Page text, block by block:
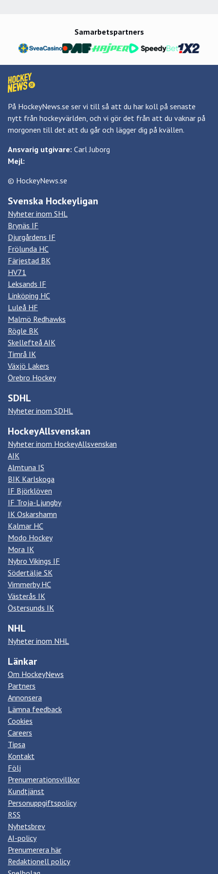
Samarbetspartners
På HockeyNews.se ser vi till så att du har koll på senaste
nytt från hockeyvärlden, och vi gör det från att du vaknar på
morgonen till det att du går och lägger dig på kvällen.
Ansvarig utgivare: Carl Juborg
Mejl:
© HockeyNews.se
Svenska Hockeyligan
Nyheter inom SHL
Brynäs IF
Djurgårdens IF
Frölunda HC
Färjestad BK
HV71
Leksands IF
Linköping HC
Luleå HF
Malmö Redhawks
Rögle BK
Skellefteå AIK
Timrå IK
Växjö Lakers
Örebro Hockey
SDHL
Nyheter inom SDHL
HockeyAllsvenskan
Nyheter inom HockeyAllsvenskan
AIK
Almtuna IS
BIK Karlskoga
IF Björklöven
IF Troja-Ljungby
IK Oskarshamn
Kalmar HC
Modo Hockey
Mora IK
Nybro Vikings IF
Södertälje SK
Vimmerby HC
Västerås IK
Östersunds IK
NHL
Nyheter inom NHL
Länkar
Om HockeyNews
Partners
Annonsera
Lämna feedback
Cookies
Careers
Tipsa
Kontakt
Följ
Prenumerationsvillkor
Kundtjänst
Personuppgiftspolicy
RSS
Nyhetsbrev
AI-policy
Prenumerera här
Redaktionell policy